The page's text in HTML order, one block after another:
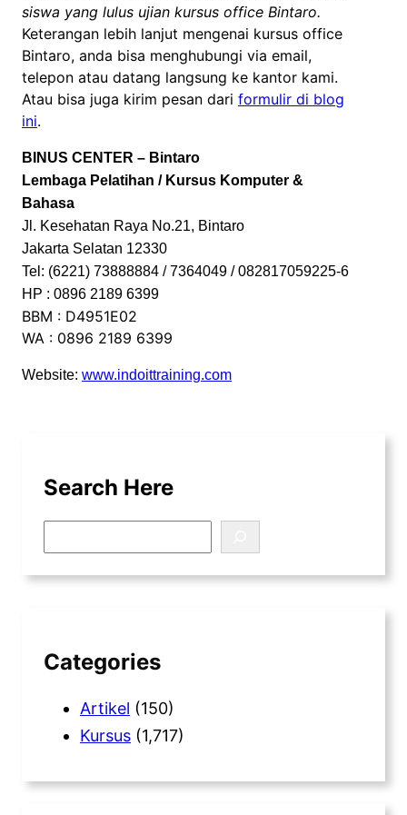
siswa yang lulus ujian kursus office Bintaro.
Keterangan lebih lanjut mengenai kursus office
Bintaro, anda bisa menghubungi via email,
telepon atau datang langsung ke kantor kami.
Atau bisa juga kirim pesan dari formulir di blog
ini.
BINUS CENTER – Bintaro
Lembaga Pelatihan / Kursus Komputer &
Bahasa
Jl. Kesehatan Raya No.21, Bintaro
Jakarta Selatan 12330
Tel: (6221) 73888884 / 7364049 / 082817059225-6
HP : 0896 2189 6399
BBM : D4951E02
WA : 0896 2189 6399
Website: www.indoittraining.com
Search Here
e
a
Categories
Artikel (150)
Kursus (1,717)